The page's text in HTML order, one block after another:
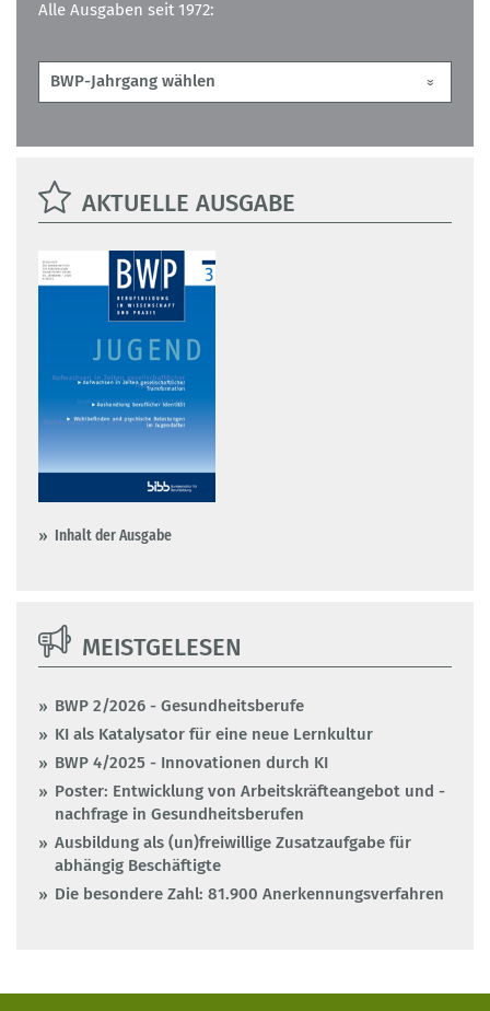
Alle Ausgaben seit 1972:
AKTUELLE AUSGABE
Inhalt der Ausgabe
MEISTGELESEN
BWP 2/2026 - Gesundheitsberufe
KI als Katalysator für eine neue Lernkultur
BWP 4/2025 - Innovationen durch KI
Poster: Entwicklung von Arbeitskräfteangebot und -
nachfrage in Gesundheitsberufen
Ausbildung als (un)freiwillige Zusatzaufgabe für
abhängig Beschäftigte
Die besondere Zahl: 81.900 Anerkennungsverfahren